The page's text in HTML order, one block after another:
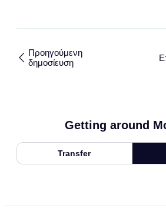
Προηγούμενη
δημοσίευση
Getting around
Transfer